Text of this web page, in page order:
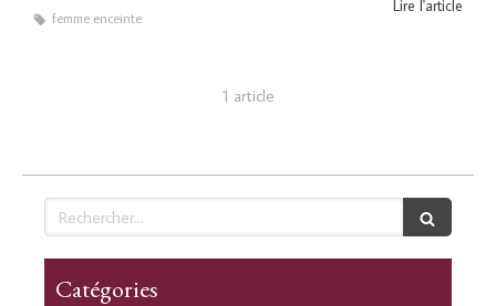
Lire l'article
femme enceinte
1 article
Rechercher
Catégories